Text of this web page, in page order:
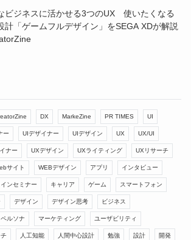
ビジネスに活かせる3つのUX 使いたくなる
計「ゲームフルデザイン」をSEGA XDが解説
DX MarkeZine PR TIMES UI
ー UIデザイナー UIデザイン UX UX/UI
ナー UXデザイン UXライティング UXリサーチ
サイト WEBデザイン アプリ インタビュー
ンセミナー キャリア ゲーム スマートフォン
デザイン デザイン思考 ビジネス
ペルソナ マーケティング ユーザビリティ
チ 人工知能 人間中心設計 勉強 設計 開発